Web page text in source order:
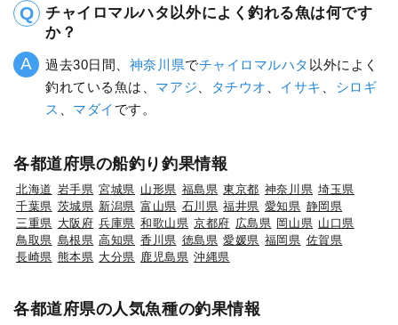
チャイロマルハタ以外によく釣れる魚は何です
か？
過去30日間、 神奈川県でチャイロマルハタ 以外によく
釣れている魚は、 マアジ タチウオ イサキ
シロギ
ス
マダイ です。
各都道府県の船釣り釣果情報
北海道 岩手県 宮城県 山形県 福島県 東京都 神奈川県 埼玉県
千葉県 茨城県 新潟県 富山県 石川県 福井県 愛知県 静岡県
三重県 大阪府 兵庫県 和歌山県 京都府 広島県 岡山県 山口県
鳥取県 島根県 高知県 香川県 徳島県 愛媛県 福岡県 佐賀県
長崎県 熊本県 大分県 鹿児島県 沖縄県
各都道府県の人気魚種の釣果情報